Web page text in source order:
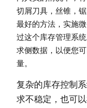
切屑刀具，丝锥，
最好的方法，实施
过这个库存管理系
求侧数据，以便您
量。
复杂的库存控制
求不稳定，也可